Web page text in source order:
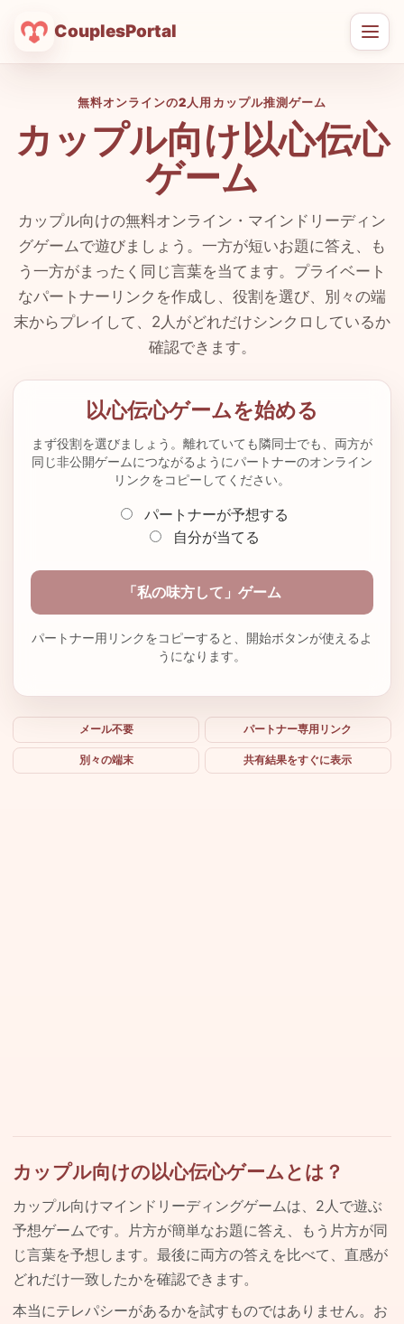
CouplesPortal
メ
ニ
を
開
無料オンラインの2人用カップル推測ゲーム
カップル向け以心伝心
ゲーム
カップル向けの無料オンライン・マインドリーディン
グゲームで遊びましょう。一方が短いお題に答え、も
う一方がまったく同じ言葉を当てます。プライベート
なパートナーリンクを作成し、役割を選び、別々の端
末からプレイして、2人がどれだけシンクロしているか
確認できます。
以心伝心ゲームを始める
まず役割を選びましょう。離れていても隣同士でも、両方が
同じ非公開ゲームにつながるようにパートナーのオンライン
リンクをコピーしてください。
パートナーが予想する
自分が当てる
「私の味方して」ゲーム
パートナー用リンクをコピーすると、開始ボタンが使えるよ
うになります。
メール不要 パートナー専用リンク
別々の端末 共有結果をすぐに表示
カップル向けの以心伝心ゲームとは？
カップル向けマインドリーディングゲームは、2人で遊ぶ
予想ゲームです。片方が簡単なお題に答え、もう片方が同
じ言葉を予想します。最後に両方の答えを比べて、直感が
どれだけ一致したかを確認できます。
本当にテレパシーがあるかを試すものではありません。お